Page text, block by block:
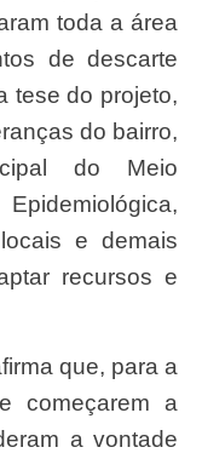
toda a área
de descarte
tese do projeto,
do bairro,
do Meio
e demais
recursos e
começarem a
a vontade